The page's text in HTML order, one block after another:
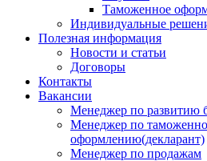
Таможенное
Индивидуальные
Полезная информация
Новости и статьи
Договоры
Контакты
Вакансии
Менеджер по развитию
Менеджер по
оформлению(декларант)
Менеджер по продажам